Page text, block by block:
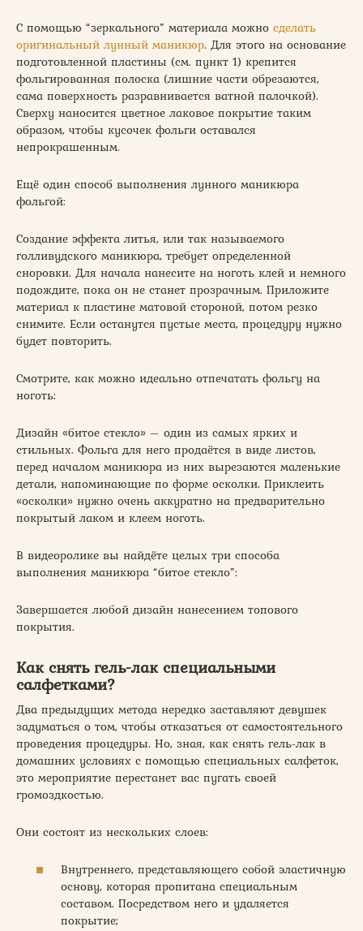
С помощью “зеркального” материала можно сделать
оригинальный лунный маникюр. Для этого на основание
подготовленной пластины (см. пункт 1) крепится
фольгированная полоска (лишние части обрезаются,
сама поверхность разравнивается ватной палочкой).
Сверху наносится цветное лаковое покрытие таким
образом, чтобы кусочек фольги оставался
непрокрашенным.
Ещё один способ выполнения лунного маникюра
фольгой:
Создание эффекта литья, или так называемого
голливудского маникюра, требует определенной
сноровки. Для начала нанесите на ноготь клей и немного
подождите, пока он не станет прозрачным. Приложите
материал к пластине матовой стороной, потом резко
снимите. Если останутся пустые места, процедуру нужно
будет повторить.
Смотрите, как можно идеально отпечатать фольгу на
ноготь:
Дизайн «битое стекло» – один из самых ярких и
стильных. Фольга для него продаётся в виде листов,
перед началом маникюра из них вырезаются маленькие
детали, напоминающие по форме осколки. Приклеить
«осколки» нужно очень аккуратно на предварительно
покрытый лаком и клеем ноготь.
В видеоролике вы найдёте целых три способа
выполнения маникюра “битое стекло”:
Завершается любой дизайн нанесением топового
покрытия.
Как снять гель-лак специальными
салфетками?
Два предыдущих метода нередко заставляют девушек
задуматься о том, чтобы отказаться от самостоятельного
проведения процедуры. Но, зная, как снять гель-лак в
домашних условиях с помощью специальных салфеток,
это мероприятие перестанет вас пугать своей
громоздкостью.
Они состоят из нескольких слоев:
Внутреннего, представляющего собой эластичную
основу, которая пропитана специальным
составом. Посредством него и удаляется
покрытие;